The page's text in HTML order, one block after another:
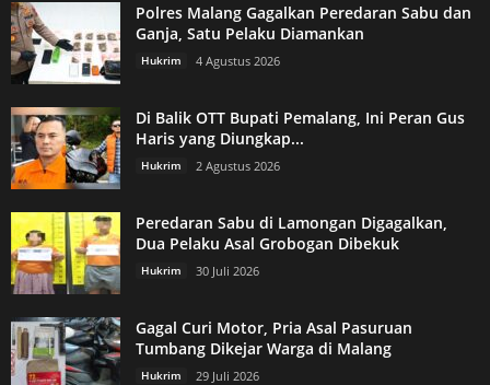
Polres Malang Gagalkan Peredaran Sabu dan
Ganja, Satu Pelaku Diamankan
Hukrim 4 Agustus 2026
Di Balik OTT Bupati Pemalang, Ini Peran Gus
Haris yang Diungkap...
Hukrim 2 Agustus 2026
Peredaran Sabu di Lamongan Digagalkan,
Dua Pelaku Asal Grobogan Dibekuk
Hukrim 30 Juli 2026
Gagal Curi Motor, Pria Asal Pasuruan
Tumbang Dikejar Warga di Malang
Hukrim 29 Juli 2026